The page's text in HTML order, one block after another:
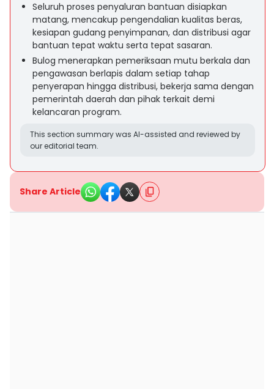
Seluruh proses penyaluran bantuan disiapkan
matang, mencakup pengendalian kualitas beras,
kesiapan gudang penyimpanan, dan distribusi agar
bantuan tepat waktu serta tepat sasaran.
Bulog menerapkan pemeriksaan mutu berkala dan
pengawasan berlapis dalam setiap tahap
penyerapan hingga distribusi, bekerja sama dengan
pemerintah daerah dan pihak terkait demi
kelancaran program.
This section summary was AI-assisted and reviewed by
our editorial team.
Share Article